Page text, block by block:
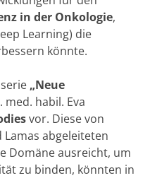
in der Onkologie,
Learning) die
könnte.
„Neue
med. habil. Eva
vor. Diese von
abgeleiteten
Domäne ausreicht, um
zu binden, könnten in